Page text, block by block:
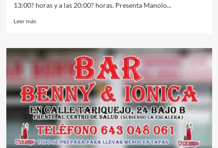
13:00? horas y a las 20:00? horas. Presenta Manolo...
Leer más